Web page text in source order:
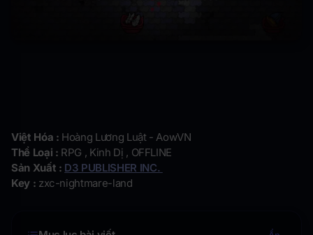
Việt Hóa : Hoàng Lương Luật - AowVN
Thể Loại : RPG , Kinh Dị , OFFLINE
Sản Xuất : D3 PUBLISHER INC.
Key : zxc-nightmare-land